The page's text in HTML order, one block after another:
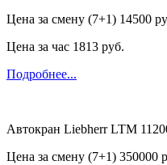
Цена за смену (7+1) 14500
Цена за час 1813 руб.
Подробнее...
Автокран Liebherr LTM
Цена за смену (7+1) 350000